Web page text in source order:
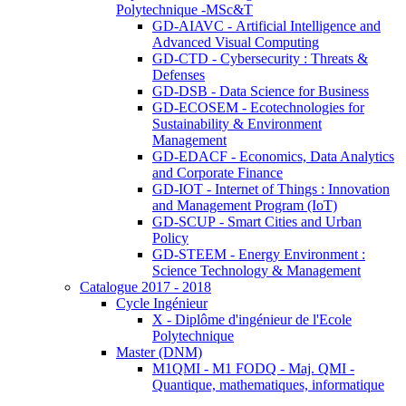
Polytechnique -MSc&T
GD-AIAVC - Artificial Intelligence and
Advanced Visual Computing
GD-CTD - Cybersecurity : Threats &
Defenses
GD-DSB - Data Science for Business
GD-ECOSEM - Ecotechnologies for
Sustainability & Environment
Management
GD-EDACF - Economics, Data Analytics
and Corporate Finance
GD-IOT - Internet of Things : Innovation
and Management Program (IoT)
GD-SCUP - Smart Cities and Urban
Policy
GD-STEEM - Energy Environment :
Science Technology & Management
Catalogue 2017 - 2018
Cycle Ingénieur
X - Diplôme d'ingénieur de l'Ecole
Polytechnique
Master (DNM)
M1QMI - M1 FODQ - Maj. QMI -
Quantique, mathematiques, informatique